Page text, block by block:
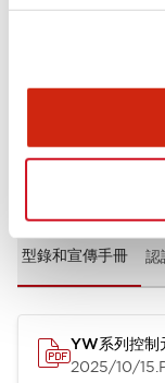
型錄和宣傳手冊 認
YW系列控制
2025/10/15